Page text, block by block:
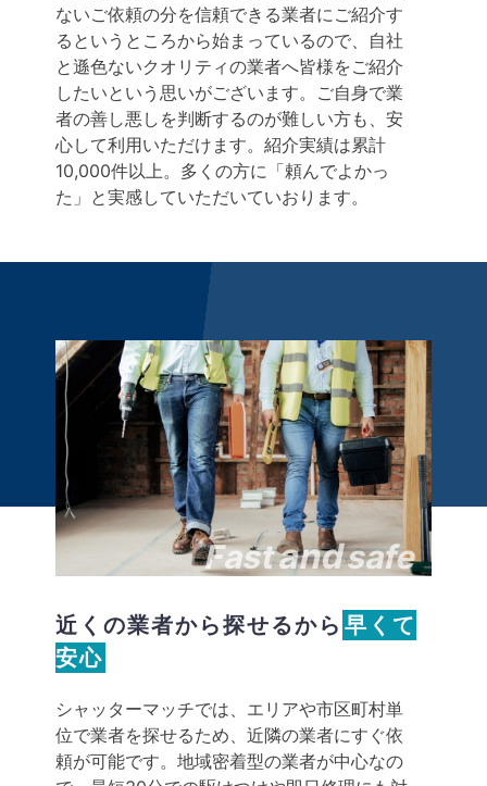
ないご依頼の分を信頼できる業者にご紹介す
るというところから始まっているので、自社
と遜色ないクオリティの業者へ皆様をご紹介
したいという思いがございます。ご自身で業
者の善し悪しを判断するのが難しい方も、安
心して利用いただけます。紹介実績は累計
10,000件以上。多くの方に「頼んでよかっ
た」と実感していただいていおります。
近くの業者から探せるから 早くて
安心
シャッターマッチでは、エリアや市区町村単
位で業者を探せるため、近隣の業者にすぐ依
頼が可能です。地域密着型の業者が中心なの
Fastandsafe